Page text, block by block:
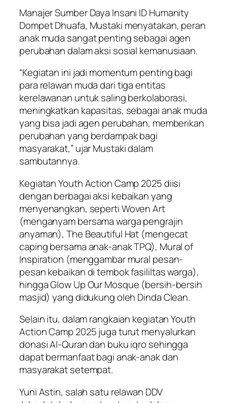
Manajer Sumber Daya Insani ID Humanity
Dompet Dhuafa, Mustaki menyatakan, peran
anak muda sangat penting sebagai agen
perubahan dalam aksi sosial kemanusiaan.
“Kegiatan ini jadi momentum penting bagi
para relawan muda dari tiga entitas
kerelawanan untuk saling berkolaborasi,
meningkatkan kapasitas, sebagai anak muda
yang bisa jadi agen perubahan, memberikan
perubahan yang berdampak bagi
masyarakat,” ujar Mustaki dalam
sambutannya.
Kegiatan Youth Action Camp 2025 diisi
dengan berbagai aksi kebaikan yang
menyenangkan, seperti Woven Art
(menganyam bersama warga pengrajin
anyaman), The Beautiful Hat (mengecat
caping bersama anak-anak TPQ), Mural of
Inspiration (menggambar mural pesan-
pesan kebaikan di tembok fasililtas warga),
hingga Glow Up Our Mosque (bersih-bersih
masjid) yang didukung oleh Dinda Clean.
Selain itu, dalam rangkaian kegiatan Youth
Action Camp 2025 juga turut menyalurkan
donasi Al-Quran dan buku iqro sehingga
dapat bermanfaat bagi anak-anak dan
masyarakat setempat.
Yuni Astin, salah satu relawan DDV